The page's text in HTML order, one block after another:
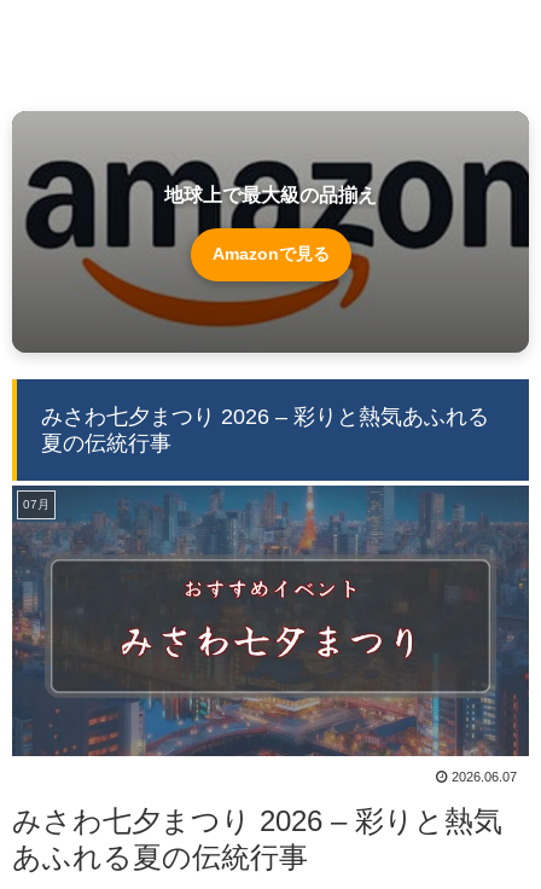
地球上で最大級の品揃え
Amazonで見る
みさわ七夕まつり 2026 – 彩りと熱気あふれる
夏の伝統行事
07月
2026.06.07
みさわ七夕まつり 2026 – 彩りと熱気
あふれる夏の伝統行事